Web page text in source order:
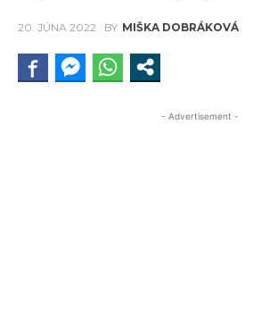
20. JÚNA 2022 BY MIŠKA DOBRÁKOVÁ
- Advertisement -